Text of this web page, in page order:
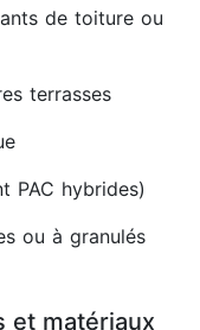
de toiture ou
terrasses
PAC hybrides)
ou à granulés
et matériaux